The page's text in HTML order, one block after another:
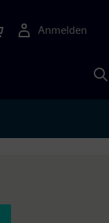
Anmelden
KI